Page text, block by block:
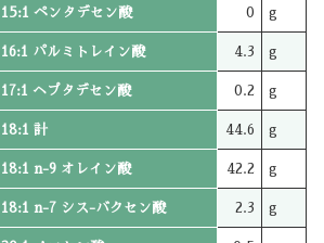
15:1 ペンタデセン酸 0 g
16:1 パルミトレイン酸 4.3 g
17:1 ヘプタデセン酸 0.2 g
18:1 計 44.6 g
18:1 n-9 オレイン酸 42.2 g
18:1 n-7 シス-バクセン酸 2.3 g